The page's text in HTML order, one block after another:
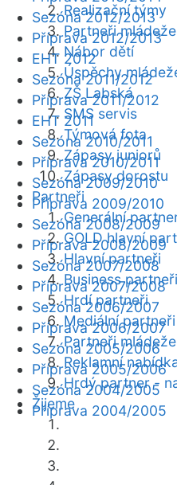
Realizační týmy
Partneři mládeže
Nábor dětí
Úspěchy
ZŠ Labská
SMS servis
Týmová fota
Zápasy juniorů
Zápasy dorostu
Partneři
Generální
GOLD hlavní
Hlavní partneři
Business partneři
Hrdí partneři
Mediální partneři
Partneři mládeže
Reklamní
Hrdý partner -
Žijeme
Sezóna 2012/2013
Příprava 2012/2013
EHT 2012
Sezóna 2011/2012
Příprava 2011/2012
EHT 2011
Sezóna 2010/2011
Příprava 2010/2011
Sezóna 2009/2010
Příprava 2009/2010
Sezóna 2008/2009
Příprava 2008/2009
Sezóna 2007/2008
Příprava 2007/2008
Sezóna 2006/2007
Příprava 2006/2007
Sezóna 2005/2006
Příprava 2005/2006
Sezóna 2004/2005
Příprava 2004/2005